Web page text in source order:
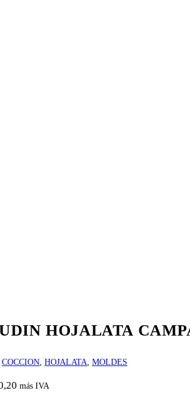
HOJALATA
COCCION, HOJALATA, MOLDES
Rango
más IVA